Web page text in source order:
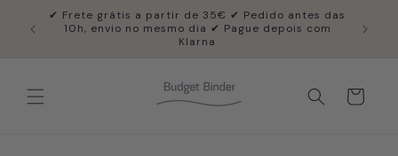
para o
conteúdo
✔ Frete grátis a partir de 35€ ✔ Pedido antes das
10h, envio no mesmo dia ✔ Pague depois com
Klarna
✔
Carrinho